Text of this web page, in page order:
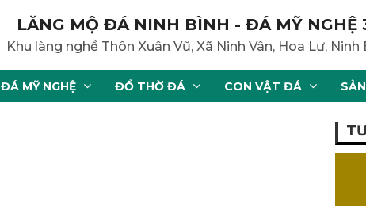
LĂNG MỘ ĐÁ NINH BÌNH - ĐÁ MỸ NGHỆ
Khu làng nghề Thôn Xuân Vũ, Xã Ninh Vân, Hoa Lư, Ninh
ĐÁ MỸ NGHỆ ĐỒ THỜ ĐÁ CON VẬT ĐÁ